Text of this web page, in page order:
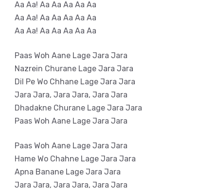
Aa Aa! Aa Aa Aa Aa Aa
Aa Aa! Aa Aa Aa Aa Aa
Aa Aa! Aa Aa Aa Aa Aa
Paas Woh Aane Lage Jara Jara
Nazrein Churane Lage Jara Jara
Dil Pe Wo Chhane Lage Jara Jara
Jara Jara, Jara Jara, Jara Jara
Dhadakne Churane Lage Jara Jara
Paas Woh Aane Lage Jara Jara
Paas Woh Aane Lage Jara Jara
Hame Wo Chahne Lage Jara Jara
Apna Banane Lage Jara Jara
Jara Jara, Jara Jara, Jara Jara